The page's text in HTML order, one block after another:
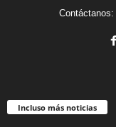
Contáctanos:
Incluso más noticias